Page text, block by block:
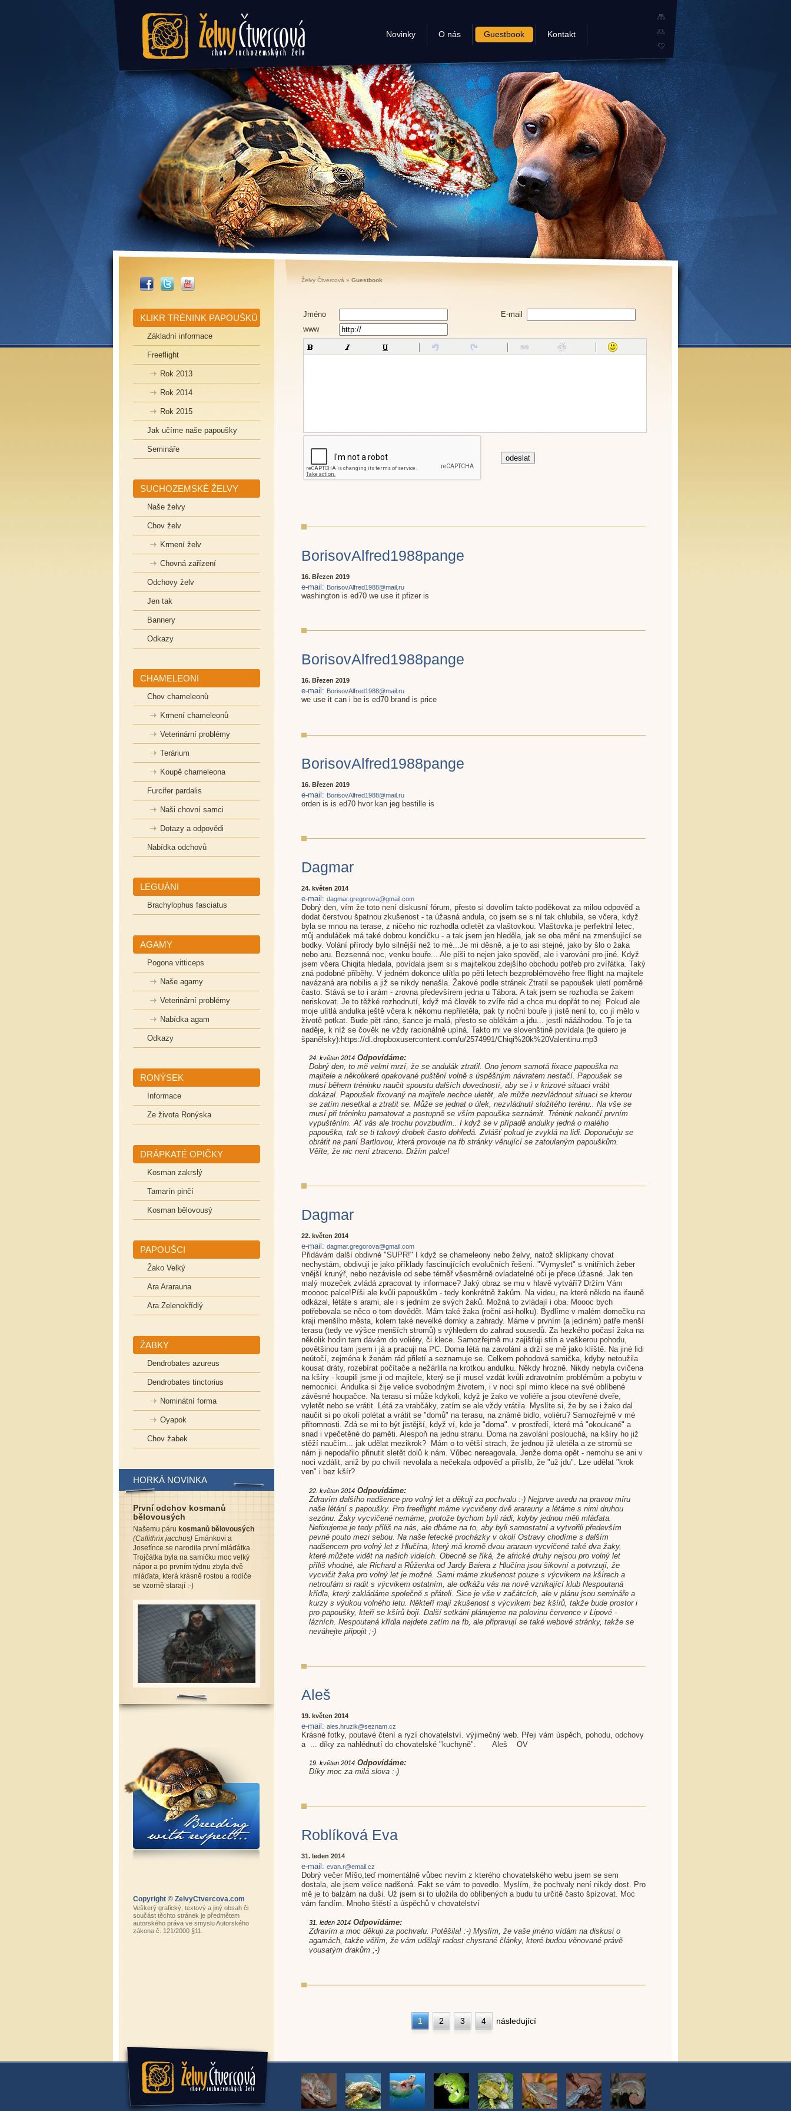
Želvy Čtvercová - chov
suchozemských želv
Novinky O nás Guestbook Kontakt
_FACEBOOK
_TWITTER_YOUTUBE
KLIKR TRÉNINK PAPOUŠKŮ
Základní informace
Freeflight
Rok 2013
Rok 2014
Rok 2015
Jak učíme naše papoušky
Semináře
SUCHOZEMSKÉ ŽELVY
Naše želvy
Chov želv
Krmení želv
Chovná zařízení
Odchovy želv
Jen tak
Bannery
Odkazy
CHAMELEONI
Chov chameleonů
Krmení chameleonů
Veterinární problémy
Terárium
Koupě chameleona
Furcifer pardalis
Naši chovní samci
Dotazy a odpovědi
Nabídka odchovů
LEGUÁNI
Brachylophus fasciatus
AGAMY
Pogona vitticeps
Naše agamy
Veterinární problémy
Nabídka agam
Odkazy
RONÝSEK
Informace
Ze života Ronýska
DRÁPKATÉ OPIČKY
Kosman zakrslý
Tamarín pinčí
Kosman bělovousý
PAPOUŠCI
Žako Velký
Ara Ararauna
Ara Zelenokřídlý
ŽABKY
Dendrobates azureus
Dendrobates tinctorius
Nominátní forma
Oyapok
Chov žabek
HORKÁ NOVINKA
První odchov kosmanů
bělovousých
Našemu páru kosmanů bělovousých
(Callithrix jacchus) Emánkovi a
Josefínce se narodila první mláďátka.
Trojčátka byla na samičku moc velký
nápor a po prvním týdnu zbyla dvě
mláďata, která krásně rostou a rodiče
se vzorně starají :-)
Copyright © ZelvyCtvercova.com
Veškerý grafický, textový a jiný obsah či
součást těchto stránek je předmětem
autorského práva ve smyslu Autorského
zákona č. 121/2000 §11.
Želvy Čtvercová » Guestbook
Jméno
E-mail
www
BorisovAlfred1988pange
16. Březen 2019
e-mail: BorisovAlfred1988@mail.ru
washington is ed70 we use it pfizer is
BorisovAlfred1988pange
16. Březen 2019
e-mail: BorisovAlfred1988@mail.ru
we use it can i be is ed70 brand is price
BorisovAlfred1988pange
16. Březen 2019
e-mail: BorisovAlfred1988@mail.ru
orden is is ed70 hvor kan jeg bestille is
Dagmar
24. květen 2014
e-mail: dagmar.gregorova@gmail.com
Dobrý den, vím že toto není diskusní fórum, přesto si dovolím takto poděkovat za milou odpověď a
dodat čerstvou špatnou zkušenost - ta úžasná andula, co jsem se s ní tak chlubila, se včera, když
byla se mnou na terase, z ničeho nic rozhodla odletět za vlaštovkou. Vlaštovka je perfektní letec,
můj anduláček má také dobrou kondičku - a tak jsem jen hleděla, jak se oba mění na zmenšující se
bodky. Volání přírody bylo silnější než to mé...Je mi děsně, a je to asi stejné, jako by šlo o žaka
nebo aru. Bezsenná noc, venku bouře... Ale píši to nejen jako spověď, ale i varování pro jiné. Když
jsem včera Chiqita hledala, povídala jsem si s majitelkou zdejšího obchodu potřeb pro zvířátka. Taký
zná podobné příběhy. V jedném dokonce ulítla po pěti letech bezproblémového free flight na majitele
navázaná ara nobilis a již se nikdy nenašla. Žakové podle stránek Ztratil se papoušek uletí poměrně
často. Stává se to i arám - zrovna předevšírem jedna u Tábora. A tak jsem se rozhodla se žakem
neriskovat. Je to těžké rozhodnutí, když má člověk to zvíře rád a chce mu dopřát to nej. Pokud ale
moje ulítlá andulka ještě včera k někomu nepřiletěla, pak ty noční bouře ji jistě není to, co jí mělo v
životě potkat. Bude pět ráno, šance je malá, přesto se oblékám a jdu... jestli náááhodou. To je ta
naděje, k níž se čověk ne vždy racionálně upíná. Takto mi ve slovenštině povídala (te quiero je
španělsky):https://dl.dropboxusercontent.com/u/2574991/Chiqi%20k%20Valentinu.mp3
24. květen 2014 Odpovídáme:
Dobrý den, to mě velmi mrzí, že se andulák ztratil. Ono jenom samotá fixace papouška na
majitele a několikeré opakované puštění volně s úspěšným návratem nestačí. Papoušek se
musí během tréninku naučit spoustu dalších dovedností, aby se i v krizové situaci vrátit
dokázal. Papoušek fixovaný na majitele nechce uletět, ale může nezvládnout situaci se kterou
se zatím nesetkal a ztratit se. Může se jednat o úlek, nezvládnutí složitého terénu.. Na vše se
musí při tréninku pamatovat a postupně se vším papouška seznámit. Trénink nekončí prvním
vypuštěním. Ať vás ale trochu povzbudím.. I když se v případě andulky jedná o malého
papouška, tak se ti takový drobek často dohledá. Zvlášť pokud je zvyklá na lidi. Doporučuju se
obrátit na paní Bartlovou, která provouje na fb stránky věnující se zatoulaným papouškům.
Věřte, že nic není ztraceno. Držím palce!
Dagmar
22. květen 2014
e-mail: dagmar.gregorova@gmail.com
Přidávám další obdivné "SUPR!" I když se chameleony nebo želvy, natož sklípkany chovat
nechystám, obdivuji je jako příklady fascinujících evolučních řešení. "Vymyslet" s vnitřních žeber
vnější krunýř, nebo nezávisle od sebe téměř všesměrně ovladatelné oči je přece úžasné. Jak ten
malý mozeček zvládá zpracovat ty informace? Jaký obraz se mu v hlavě vytváří? Držím Vám
mooooc palce!Píši ale kvůli papouškům - tedy konkrétně žakům. Na videu, na které někdo na ifauně
odkázal, létáte s arami, ale i s jedním ze svých žaků. Možná to zvládají i oba. Moooc bych
potřebovala se něco o tom dovědět. Mám také žaka (roční asi-holku). Bydlíme v malém domečku na
kraji menšího města, kolem také nevelké domky a zahrady. Máme v prvním (a jediném) patře menší
terasu (tedy ve výšce menších stromů) s výhledem do zahrad sousedů. Za hezkého počasí žaka na
několik hodin tam dávám do voliéry, či klece. Samozřejmě mu zajišťuji stín a veškerou pohodu,
povětšinou tam jsem i já a pracuji na PC. Doma létá na zavolání a drží se mě jako klíště. Na jiné lidi
neútočí, zejména k ženám rád přiletí a seznamuje se. Celkem pohodová samička, kdyby netoužila
kousat dráty, rozebírat počítače a nežárlila na krotkou andulku. Někdy hrozně. Nikdy nebyla cvičena
na kšíry - koupili jsme ji od majitele, který se jí musel vzdát kvůli zdravotním problémům a pobytu v
nemocnici. Andulka si žije velice svobodným životem, i v noci spí mimo klece na své oblíbené
závěsné houpačce. Na terasu si může kdykoli, když je žako ve voliéře a jsou otevřené dveře,
vyletět nebo se vrátit. Létá za vrabčáky, zatím se ale vždy vrátila. Myslíte si, že by se i žako dal
naučit si po okolí polétat a vrátit se "domů" na terasu, na známé bidlo, voliéru? Samozřejmě v mé
přítomnosti. Zdá se mi to být jistější, když ví, kde je "doma". v prostředí, které má "okoukané" a
snad i vpečetěné do paměti. Alespoň na jednu stranu. Doma na zavolání poslouchá, na kšíry ho již
stěží naučím... jak udělat mezikrok? Mám o to větší strach, že jednou již uletěla a ze stromů se
nám ji nepodařilo přinutit sletět dolů k nám. Vůbec nereagovala. Jenže doma opět - nemohu se ani v
noci vzdálit, aniž by po chvíli nevolala a nečekala odpověď a příslib, že "už jdu". Lze udělat "krok
ven" i bez kšír?
22. květen 2014 Odpovídáme:
Zdravím dalšího nadšence pro volný let a děkuji za pochvalu :-) Nejprve uvedu na pravou míru
naše létání s papoušky. Pro freeflight máme vycvičeny dvě ararauny a létáme s nimi druhou
sezónu. Žaky vycvičené nemáme, protože bychom byli rádi, kdyby jednou měli mláďata.
Nefixujeme je tedy příliš na nás, ale dbáme na to, aby byli samostatní a vytvořili především
pevné pouto mezi sebou. Na naše letecké procházky v okolí Ostravy chodíme s dalším
nadšencem pro volný let z Hlučína, který má kromě dvou araraun vycvičené také dva žaky,
které můžete vidět na našich videích. Obecně se říká, že africké druhy nejsou pro volný let
příliš vhodné, ale Richard a Růženka od Jardy Baiera z Hlučína jsou šikovní a potvrzují, že
vycvičit žaka pro volný let je možné. Sami máme zkušenost pouze s výcvikem na kšírech a
netroufám si radit s výcvikem ostatním, ale odkážu vás na nově vznikající klub Nespoutaná
křídla, který zakládáme společně s přáteli. Sice je vše v začátcích, ale v plánu jsou semináře a
kurzy s výukou volného letu. Někteří mají zkušenost s výcvikem bez kšírů, takže bude prostor i
pro papoušky, kteří se kšírů bojí. Další setkání plánujeme na polovinu července v Lipové -
lázních. Nespoutaná křídla najdete zatím na fb, ale připravují se také webové stránky, takže se
neváhejte připojit ;-)
Aleš
19. květen 2014
e-mail: ales.hruzik@seznam.cz
Krásné fotky, poutavé čtení a ryzí chovatelství. výjimečný web. Přeji vám úspěch, pohodu, odchovy
a ... díky za nahlédnutí do chovatelské "kuchyně". Aleš OV
19. květen 2014 Odpovídáme:
Díky moc za milá slova :-)
Roblíková Eva
31. leden 2014
e-mail: evan.r@email.cz
Dobrý večer Míšo,teď momentálně vůbec nevím z kterého chovatelského webu jsem se sem
dostala, ale jsem velice nadšená. Fakt se vám to povedlo. Myslím, že pochvaly není nikdy dost. Pro
mě je to balzám na duši. Už jsem si to uložila do oblíbených a budu tu určitě často špízovat. Moc
vám fandím. Mnoho štěstí a úspěchů v chovatelství
31. leden 2014 Odpovídáme:
Zdravím a moc děkuji za pochvalu. Potěšila! :-) Myslím, že vaše jméno vídám na diskusi o
agamách, takže věřím, že vám udělají radost chystané články, které budou věnované právě
vousatým drakům ;-)
1 2 3 4 následující